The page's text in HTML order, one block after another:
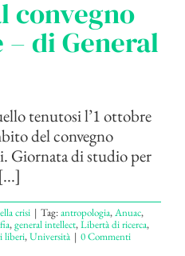
convegno
di General
tenutosi l’1 ottobre
del convegno
Giornata di studio per
crisi | Tag:antropologia,Anuac,
,general intellect,Libertà di ricerca,
liberi,Università | 0 Commenti